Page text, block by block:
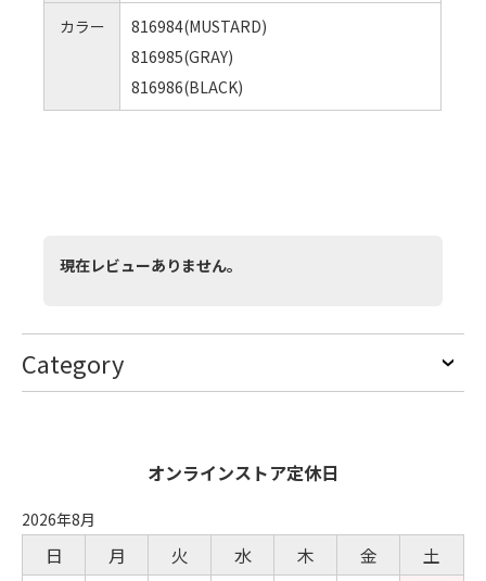
現在レビューありません。
Category
オンラインストア定休日
2026年8月
日 月 火 水 木 金
土
カラー
816984(MUSTARD)
816985(GRAY)
816986(BLACK)